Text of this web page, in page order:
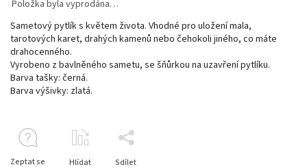
Položka byla vyprodána…
Sametový pytlík s květem života. Vhodné pro uložení mala,
tarotových karet, drahých kamenů nebo čehokoli jiného, ​​co máte
drahocenného.
Vyrobeno z bavlněného sametu, se šňůrkou na uzavření pytlíku.
Barva tašky: černá.
Barva výšivky: zlatá.
Zeptat se Hlídat Sdílet